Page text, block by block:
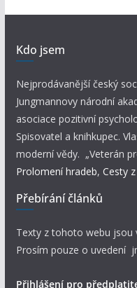
Kdo jsem
Nejprodávanější český
Jungmannovy národní
asociace pozitivní
Spisovatel a knihkupec.
moderní vědy. „Veterán
Prolomení hradeb, Cesty
Přebírání článků
Texty z tohoto webu jsou
Prosím pouze o uvedení
Přihlášení pro